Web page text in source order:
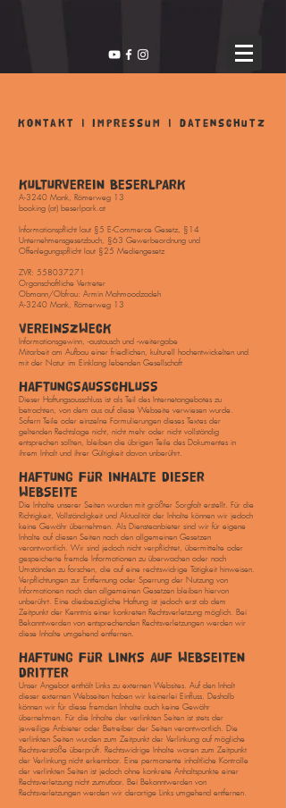
Kontakt | impressum | datenschutz
KULTURVEREIN BESERLPARK
A-3240 Mank, Römerweg 13
booking (at) beserlpark.at
Informationspflicht laut §5 E-Commerce Gesetz, §14
Unternehmensgesetzbuch, §63 Gewerbeordnung und
Offenlegungspflicht laut §25 Mediengesetz
ZVR: 558037271
Organschaftliche Vertreter
Obmann/Obfrau: Armin Mahmoodzadeh
A-3240 Mank, Römerweg 13
VEREINSZWECK
Informationsgewinn, -austausch und -weitergabe
Mitarbeit am Aufbau einer friedlichen, kulturell hochentwickelten und
mit der Natur im Einklang lebenden Gesellschaft
HAFTUNGSAUSSCHLUSS
Dieser Haftungsausschluss ist als Teil des Internetangebotes zu
betrachten, von dem aus auf diese Webseite verwiesen wurde.
Sofern Teile oder einzelne Formulierungen dieses Textes der
geltenden Rechtslage nicht, nicht mehr oder nicht vollständig
entsprechen sollten, bleiben die übrigen Teile des Dokumentes in
ihrem Inhalt und ihrer Gültigkeit davon unberührt.
HAFTUNG FÜR INHALTE DIESER
WEBSEITE
Die Inhalte unserer Seiten wurden mit größter Sorgfalt erstellt. Für die
Richtigkeit, Vollständigkeit und Aktualität der Inhalte können wir jedoch
keine Gewähr übernehmen. Als Diensteanbieter sind wir für eigene
Inhalte auf diesen Seiten nach den allgemeinen Gesetzen
verantwortlich. Wir sind jedoch nicht verpflichtet, übermittelte oder
gespeicherte fremde Informationen zu überwachen oder nach
Umständen zu forschen, die auf eine rechtswidrige Tätigkeit hinweisen.
Verpflichtungen zur Entfernung oder Sperrung der Nutzung von
Informationen nach den allgemeinen Gesetzen bleiben hiervon
unberührt. Eine diesbezügliche Haftung ist jedoch erst ab dem
Zeitpunkt der Kenntnis einer konkreten Rechtsverletzung möglich. Bei
Bekanntwerden von entsprechenden Rechtsverletzungen werden wir
diese Inhalte umgehend entfernen.
HAFTUNG FÜR LINKS AUF WEBSEITEN
DRITTER
Unser Angebot enthält Links zu externen Websites. Auf den Inhalt
dieser externen Webseiten haben wir keinerlei Einfluss. Deshalb
können wir für diese fremden Inhalte auch keine Gewähr
übernehmen. Für die Inhalte der verlinkten Seiten ist stets der
jeweilige Anbieter oder Betreiber der Seiten verantwortlich. Die
verlinkten Seiten wurden zum Zeitpunkt der Verlinkung auf mögliche
Rechtsverstöße überprüft. Rechtswidrige Inhalte waren zum Zeitpunkt
der Verlinkung nicht erkennbar. Eine permanente inhaltliche Kontrolle
der verlinkten Seiten ist jedoch ohne konkrete Anhaltspunkte einer
Rechtsverletzung nicht zumutbar. Bei Bekanntwerden von
Rechtsverletzungen werden wir derartige Links umgehend entfernen.